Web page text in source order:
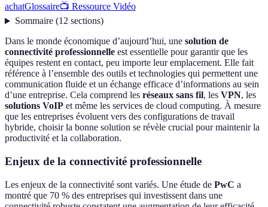
achatGlossaire📺 Ressource Vidéo
Sommaire(12 sections)
Dans le monde économique d’aujourd’hui, une solution de
connectivité professionnelle est essentielle pour garantir que les
équipes restent en contact, peu importe leur emplacement. Elle fait
référence à l’ensemble des outils et technologies qui permettent une
communication fluide et un échange efficace d’informations au sein
d’une entreprise. Cela comprend les réseaux sans fil, les VPN, les
solutions VoIP et même les services de cloud computing. À mesure
que les entreprises évoluent vers des configurations de travail
hybride, choisir la bonne solution se révèle crucial pour maintenir la
productivité et la collaboration.
Enjeux de la connectivité professionnelle
Les enjeux de la connectivité sont variés. Une étude de PwC a
montré que 70 % des entreprises qui investissent dans une